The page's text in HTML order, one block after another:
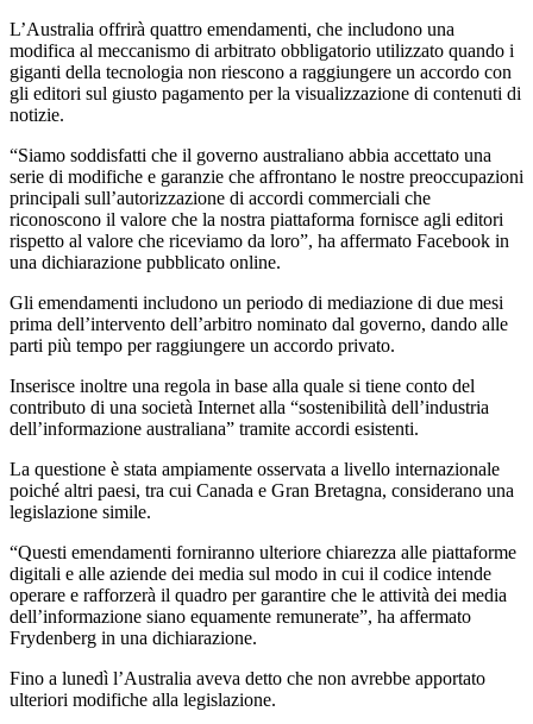
L’Australia offrirà quattro emendamenti, che includono una
modifica al meccanismo di arbitrato obbligatorio utilizzato quando i
giganti della tecnologia non riescono a raggiungere un accordo con
gli editori sul giusto pagamento per la visualizzazione di contenuti di
notizie.
“Siamo soddisfatti che il governo australiano abbia accettato una
serie di modifiche e garanzie che affrontano le nostre preoccupazioni
principali sull’autorizzazione di accordi commerciali che
riconoscono il valore che la nostra piattaforma fornisce agli editori
rispetto al valore che riceviamo da loro”, ha affermato Facebook in
una dichiarazione pubblicato online.
Gli emendamenti includono un periodo di mediazione di due mesi
prima dell’intervento dell’arbitro nominato dal governo, dando alle
parti più tempo per raggiungere un accordo privato.
Inserisce inoltre una regola in base alla quale si tiene conto del
contributo di una società Internet alla “sostenibilità dell’industria
dell’informazione australiana” tramite accordi esistenti.
La questione è stata ampiamente osservata a livello internazionale
poiché altri paesi, tra cui Canada e Gran Bretagna, considerano una
legislazione simile.
“Questi emendamenti forniranno ulteriore chiarezza alle piattaforme
digitali e alle aziende dei media sul modo in cui il codice intende
operare e rafforzerà il quadro per garantire che le attività dei media
dell’informazione siano equamente remunerate”, ha affermato
Frydenberg in una dichiarazione.
Fino a lunedì l’Australia aveva detto che non avrebbe apportato
ulteriori modifiche alla legislazione.